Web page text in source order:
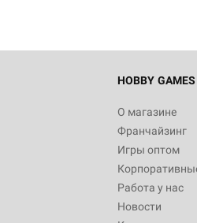
HOBBY GAMES
О магазине
Франчайзинг
Игры оптом
Работа у нас
Новости